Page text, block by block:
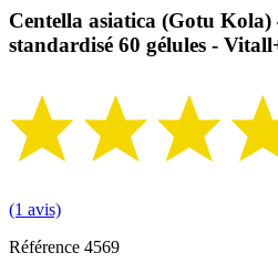
Centella asiatica (Gotu
standardisé 60 gélules -
(1 avis)
Référence 4569